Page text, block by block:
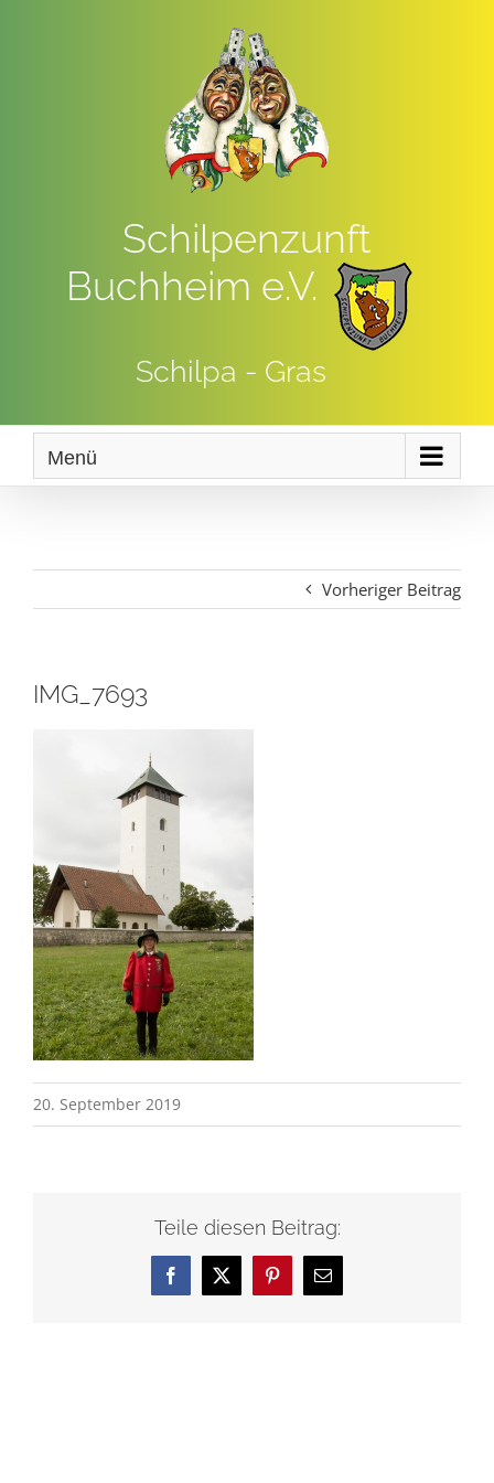
Schilpenzunft
Buchheim e.V.
Schilpa - Gras
Menü
Vorheriger Beitrag
IMG_7693
20. September 2019
Teile diesen Beitrag:
Facebook
X Pinterest
E-
Mail